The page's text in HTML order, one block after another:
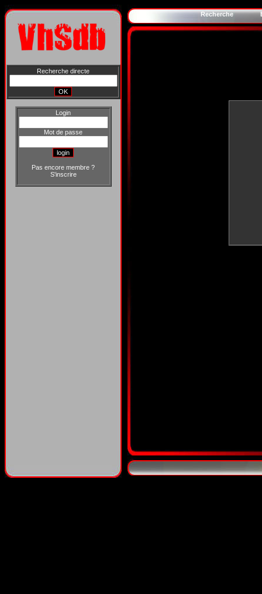
Recherche directe
Login
Mot de passe
Pas encore membre ?
S'inscrire
Recherche